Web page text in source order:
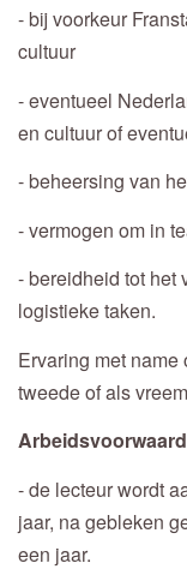
- bij voorkeur
cultuur
- eventueel
en cultuur of
- beheersing van
- vermogen om in
- bereidheid tot het
logistieke taken.
Ervaring met
tweede of als
- de lecteur wordt
jaar, na gebleken
een jaar.